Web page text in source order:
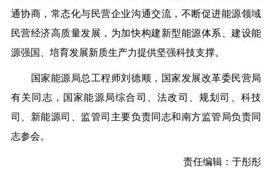
通协商，常态化与民营企业沟通交流，不断促进能源领域
民营经济高质量发展，为加快构建新型能源体系、建设能
源强国、培育发展新质生产力提供坚强科技支撑。
国家能源局总工程师刘德顺，国家发展改革委民营局
有关同志，国家能源局综合司、法改司、规划司、科技
司、新能源司、监管司主要负责同志和南方监管局负责同
志参会。
责任编辑：于彤彤